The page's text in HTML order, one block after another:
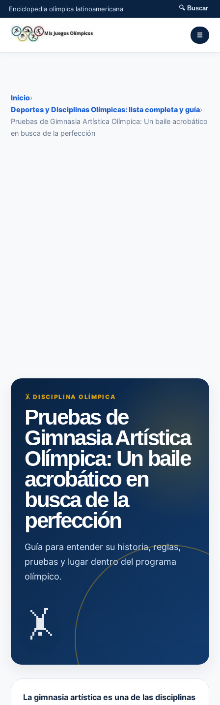
Enciclopedia olímpica latinoamericana 🔍 Buscar
☰
Inicio›
Deportes y Disciplinas Olímpicas: lista completa y guía›
Pruebas de Gimnasia Artística Olímpica: Un baile acrobático
en busca de la perfección
🤸 DISCIPLINA OLÍMPICA
Pruebas de
Gimnasia Artística
Olímpica: Un baile
acrobático en
busca de la
perfección
Guía para entender su historia, reglas,
pruebas y lugar dentro del programa
olímpico.
🤸
La gimnasia artística es una de las disciplinas